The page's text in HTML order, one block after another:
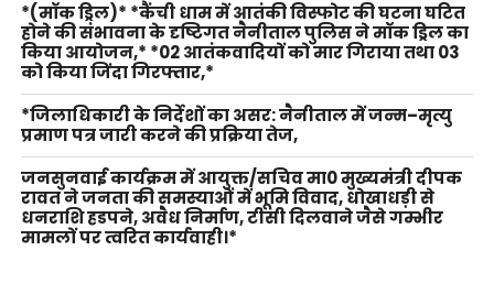
*(मॉक ड्रिल)* *कैंची धाम में आतंकी विस्फोट की घटना घटित
होने की संभावना के दृष्टिगत नैनीताल पुलिस ने मॉक ड्रिल का
किया आयोजन,* *02 आतंकवादियों को मार गिराया तथा 03
को किया जिंदा गिरफ्तार,*
*जिलाधिकारी के निर्देशों का असर: नैनीताल में जन्म–मृत्यु
प्रमाण पत्र जारी करने की प्रक्रिया तेज,
जनसुनवाई कार्यक्रम में आयुक्त/सचिव मा0 मुख्यमंत्री दीपक
रावत ने जनता की समस्याओं में भूमि विवाद, धोखाधड़ी से
धनराशि हडपने, अवैध निर्माण, टीसी दिलवाने जैसे गम्भीर
मामलों पर त्वरित कार्यवाही।*